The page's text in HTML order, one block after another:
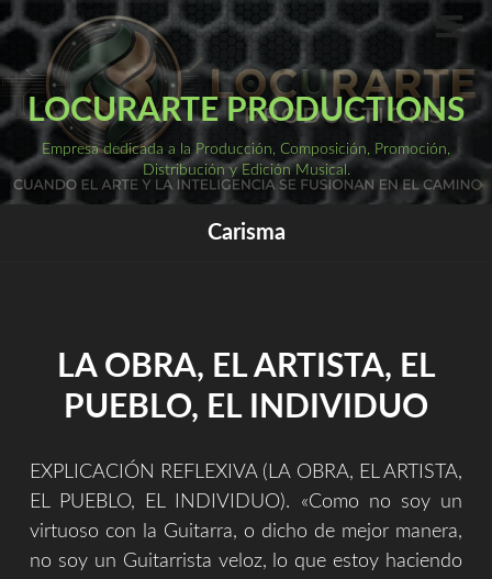
Saltar
al
contenido
LOCURARTE PRODUCTIONS
Empresa dedicada a la Producción, Composición, Promoción,
Distribución y Edición Musical.
Carisma
LA OBRA, EL ARTISTA, EL
PUEBLO, EL INDIVIDUO
EXPLICACIÓN REFLEXIVA (LA OBRA, EL ARTISTA,
EL PUEBLO, EL INDIVIDUO). «Como no soy un
virtuoso con la Guitarra, o dicho de mejor manera,
no soy un Guitarrista veloz, lo que estoy haciendo